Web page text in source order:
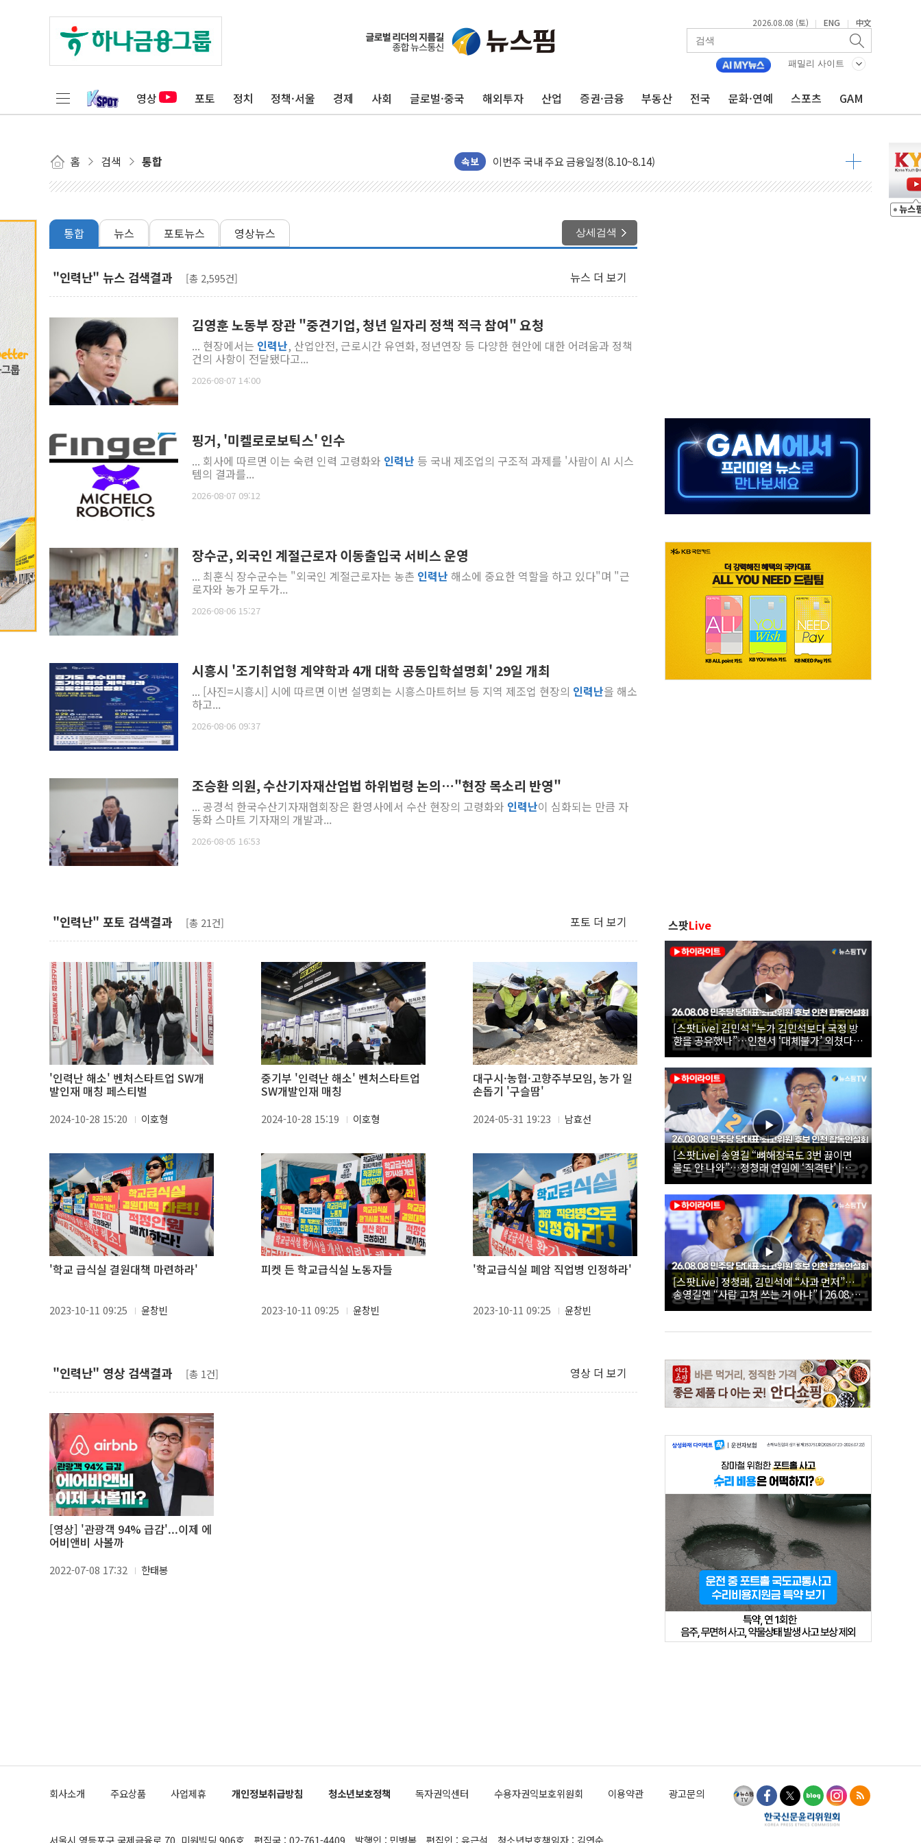
2026.08.08 (토) | ENG | 中文
패밀리 사이트
영상 포토 정치 정책·서울 경제 사회 글로벌·중국 해외투자 산업 증권·금융 부동산 전국 문화·연예 스포츠 GAM
홈 검색 통합 속보
[속보] 민주, 제주·인천 경선 결과 발표...김민석 47.75% 정청래 42.08%
[속보] 민주, 인천 경선 결과 발표...김민석 45.09% 정청래 43.27% 송영길 11.63%
이번주 국내 주요 금융일정(8.10~8.14)
美, 이란전 출구전략 만지작…공습 한계·탄약 부족 현실화
폐기물 수거하다 참변…60대 환경미화원 수거차에 치여 사망
서울 중랑구 주택가서 흉기 난동…60대 남성 2명 숨져
여수 오동도 인근 해상서 모터보트 전복…1명 사망·1명 실종
인천 선재도 갯벌서 해루질 중 실종 60대 나흘만에 숨진 채 발견
인천서 말다툼 중 어머니 흉기 살해 10대 아들 체포
연일 폭염에 온열질환 사망 23명…정부, 비상대응기구 가동
中 전방위 아파트 부양, 수도 베이징도 부동산 규제 철폐
인제 용대리 계곡서 수위 상승으로 피서객 7명 고립…전원 구조
동해시, 11~14일 '별똥별 멍' 운영…페르세우스 유성우 관측
통합 뉴스 포토뉴스 영상뉴스 상세검색
"인력난" 뉴스 검색결과 [총 2,595건] 뉴스 더 보기
김영훈 노동부 장관 "중견기업, 청년 일자리 정책 적극 참여" 요청
... 현장에서는 인력난, 산업안전, 근로시간 유연화, 정년연장 등 다양한 현안에 대한 어려움과 정책
건의 사항이 전달됐다고...
2026-08-07 14:00
핑거, '미켈로로보틱스' 인수
... 회사에 따르면 이는 숙련 인력 고령화와 인력난 등 국내 제조업의 구조적 과제를 '사람이 AI 시스
템의 결과를...
2026-08-07 09:12
장수군, 외국인 계절근로자 이동출입국 서비스 운영
... 최훈식 장수군수는 "외국인 계절근로자는 농촌 인력난 해소에 중요한 역할을 하고 있다"며 "근
로자와 농가 모두가...
2026-08-06 15:27
시흥시 '조기취업형 계약학과 4개 대학 공동입학설명회' 29일 개최
... [사진=시흥시] 시에 따르면 이번 설명회는 시흥스마트허브 등 지역 제조업 현장의 인력난을 해소
하고...
2026-08-06 09:37
조승환 의원, 수산기자재산업법 하위법령 논의…"현장 목소리 반영"
... 공경석 한국수산기자재협회장은 환영사에서 수산 현장의 고령화와 인력난이 심화되는 만큼 자
동화 스마트 기자재의 개발과...
2026-08-05 16:53
"인력난" 포토 검색결과 [총 21건] 포토 더 보기
'인력난 해소' 벤처스타트업 SW개
발인재 매칭 페스티벌
2024-10-28 15:20 이호형
중기부 '인력난 해소' 벤처스타트업
SW개발인재 매칭
2024-10-28 15:19 이호형
대구시·농협·고향주부모임, 농가 일
손돕기 '구슬땀'
2024-05-31 19:23 남효선
'학교 급식실 결원대책 마련하라'
2023-10-11 09:25 윤창빈
피켓 든 학교급식실 노동자들
2023-10-11 09:25 윤창빈
'학교급식실 폐암 직업병 인정하라'
2023-10-11 09:25 윤창빈
"인력난" 영상 검색결과 [총 1건] 영상 더 보기
[영상] '관광객 94% 급감'...이제 에
어비앤비 사볼까
2022-07-08 17:32 한태봉
스팟Live
[스팟Live] 김민석 “누가 김민석보다 국정 방
향을 공유했나”…인천서 ‘대체불가’ 외쳤다 |
26.08.08 더불어민주당 당대표·최고위원 후
보 인천 합동연설회
[스팟Live] 송영길 “뼈해장국도 3번 끓이면
물도 안 나와”…정청래 연임에 ‘직격탄’ |
26.08.08 더불어민주당 당대표·최고위원 후
보 인천 합동연설회
[스팟Live] 정청래, 김민석에 “사과 먼저”…
송영길엔 “사람 고쳐 쓰는 거 아냐” | 26.08.08
더불어민주당 당대표·최고위원 후보 인천 합
회사소개 주요상품 사업제휴 개인정보취급방침 청소년보호정책 독자권익센터 수용자권익보호위원회 이용약관 광고문의
서울시 영등포구 국제금융로 70, 미원빌딩 906호 편집국 : 02-761-4409 발행인 : 민병복 편집인 : 유근석 청소년보호책임자 : 김연순